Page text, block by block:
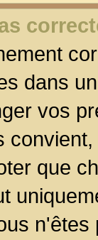
dans
vos
que